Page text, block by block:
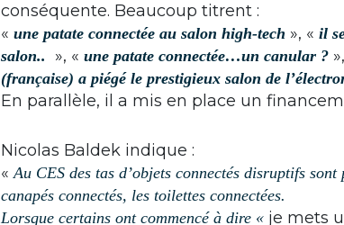
conséquente. Beaucoup titrent :
« une patate connectée au salon high-tech », « il
salon..
», « une patate connectée…un canular ?
(française) a piégé le prestigieux salon de
En parallèle, il a mis en place un
Nicolas Baldek indique :
«Au CES des tas d’objets connectés disruptifs
canapés connectés, les toilettes connectées.
Lorsque certains ont commencé à dire « je mets